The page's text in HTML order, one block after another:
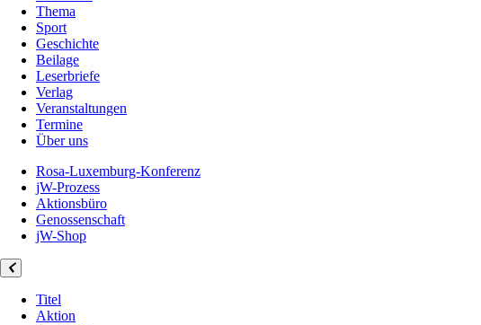
Thema
Sport
Geschichte
Beilage
Leserbriefe
Verlag
Veranstaltungen
Termine
Über uns
Rosa-Luxemburg-Konferenz
jW-Prozess
Aktionsbüro
Genossenschaft
jW-Shop
Titel
Aktion